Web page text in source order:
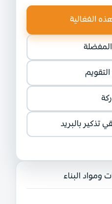
الفعّالية
تذكير بالبريد
البناء